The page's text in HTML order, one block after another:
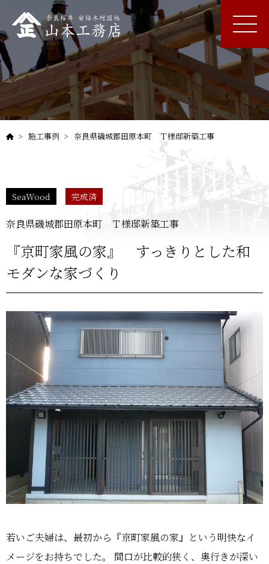
施工事例 奈良県磯城郡田原本町 Ｔ様邸新築工事
SeaWood 完成済
奈良県磯城郡田原本町 Ｔ様邸新築工事
『京町家風の家』 すっきりとした和
モダンな家づくり
若いご夫婦は、最初から『京町家風の家』という明快なイ
メージをお持ちでした。 間口が比較的狭く、奥行きが深い